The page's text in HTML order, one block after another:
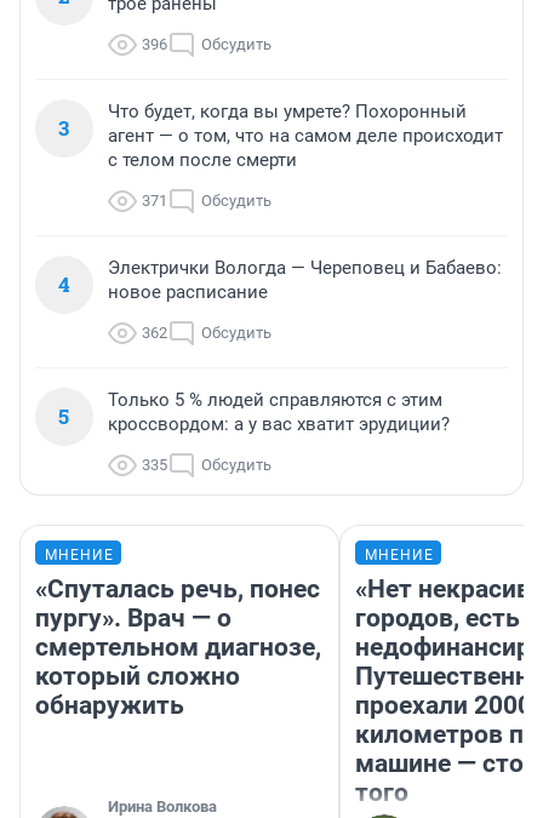
396 Обсудить
3
Что будет, когда вы умрете? Похоронный
агент — о том, что на самом деле происходит
с телом после смерти
371 Обсудить
4
Электрички Вологда — Череповец и Бабаево:
новое расписание
362 Обсудить
5
Только 5 % людей справляются с этим
кроссвордом: а у вас хватит эрудиции?
335 Обсудить
МНЕНИЕ
«Спуталась речь, понес
пургу». Врач — о
смертельном диагнозе,
который сложно
обнаружить
Ирина Волкова
МНЕНИЕ
«Нет
городов, есть
проехали 2000
километров по
машине —
того